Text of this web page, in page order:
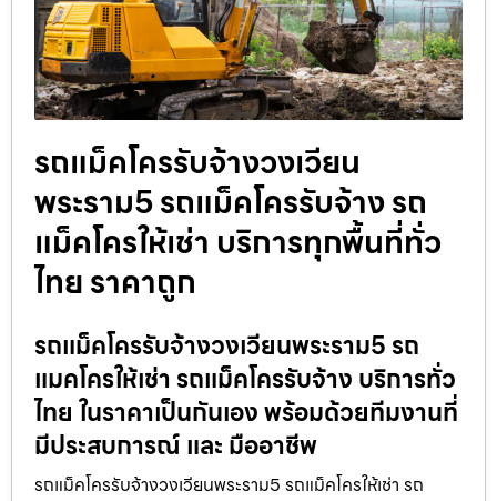
รถแม็คโครรับจ้างวงเวียน
พระราม5 รถแม็คโครรับจ้าง รถ
แม็คโครให้เช่า บริการทุกพื้นที่ทั่ว
ไทย ราคาถูก
รถแม็คโครรับจ้างวงเวียนพระราม5 รถ
แมคโครให้เช่า รถแม็คโครรับจ้าง บริการทั่ว
ไทย ในราคาเป็นกันเอง พร้อมด้วยทีมงานที่
มีประสบการณ์ และ มืออาชีพ
รถแม็คโครรับจ้างวงเวียนพระราม5 รถแม็คโครให้เช่า รถ